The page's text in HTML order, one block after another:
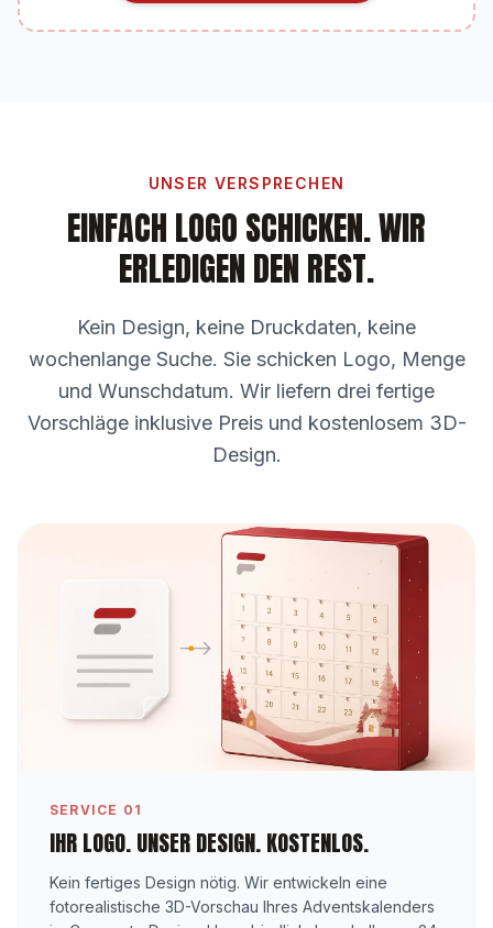
UNSER VERSPRECHEN
EINFACH LOGO SCHICKEN.WIR
ERLEDIGEN DEN REST.
Kein Design, keine Druckdaten, keine
wochenlange Suche. Sie schicken Logo, Menge
und Wunschdatum. Wir liefern drei fertige
Vorschläge inklusive Preis und kostenlosem 3D-
Design.
SERVICE 01
IHR LOGO. UNSER DESIGN. KOSTENLOS.
Kein fertiges Design nötig. Wir entwickeln eine
fotorealistische 3D-Vorschau Ihres Adventskalenders